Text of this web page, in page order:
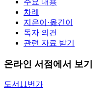
차례
지은이·옮긴이
독자 의견
관련 자료 받기
온라인 서점에서 보기
도서11번가